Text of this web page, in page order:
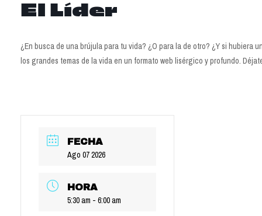
El Líder
¿En busca de una brújula para tu vida? ¿O para la de otro? ¿Y si hubiera
los grandes temas de la vida en un formato web lisérgico y profundo.
FECHA
Ago 07 2026
HORA
5:30 am - 6:00 am